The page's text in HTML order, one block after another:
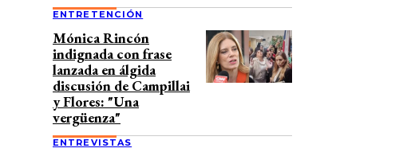
ENTRETENCIÓN
Mónica Rincón
indignada con frase
lanzada en álgida
discusión de Campillai
y Flores: "Una
vergüenza"
ENTREVISTAS